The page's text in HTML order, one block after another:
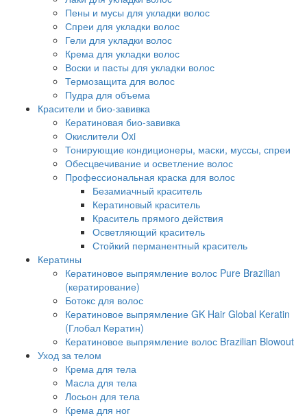
Пены и мусы для укладки волос
Спреи для укладки волос
Гели для укладки волос
Крема для укладки волос
Воски и пасты для укладки волос
Термозащита для волос
Пудра для объема
Красители и био-завивка
Кератиновая био-завивка
Окислители Oxi
Тонирующие кондиционеры, маски, муссы, спреи
Обесцвечивание и осветление волос
Профессиональная краска для волос
Безамиачный краситель
Кератиновый краситель
Краситель прямого действия
Осветляющий краситель
Стойкий перманентный краситель
Кератины
Кератиновое выпрямление волос Pure Brazilian
(кератирование)
Ботокс для волос
Кератиновое выпрямление GK Hair Global Keratin
(Глобал Кератин)
Кератиновое выпрямление волос Brazilian Blowout
Уход за телом
Крема для тела
Масла для тела
Лосьон для тела
Крема для ног